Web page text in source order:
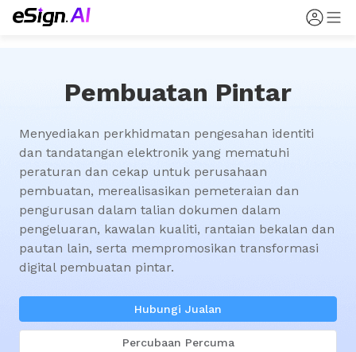
Pembuatan Pintar
Menyediakan perkhidmatan pengesahan identiti
dan tandatangan elektronik yang mematuhi
peraturan dan cekap untuk perusahaan
pembuatan, merealisasikan pemeteraian dan
pengurusan dalam talian dokumen dalam
pengeluaran, kawalan kualiti, rantaian bekalan dan
pautan lain, serta mempromosikan transformasi
digital pembuatan pintar.
Hubungi Jualan
Percubaan Percuma